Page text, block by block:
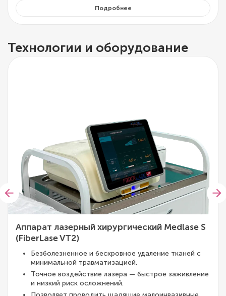
Подробнее
Технологии и оборудование
Аппарат лазерный хирургический Medlase S
(FiberLase VT2)
Безболезненное и бескровное удаление тканей с
минимальной травматизацией.
Точное воздействие лазера — быстрое заживление
и низкий риск осложнений.